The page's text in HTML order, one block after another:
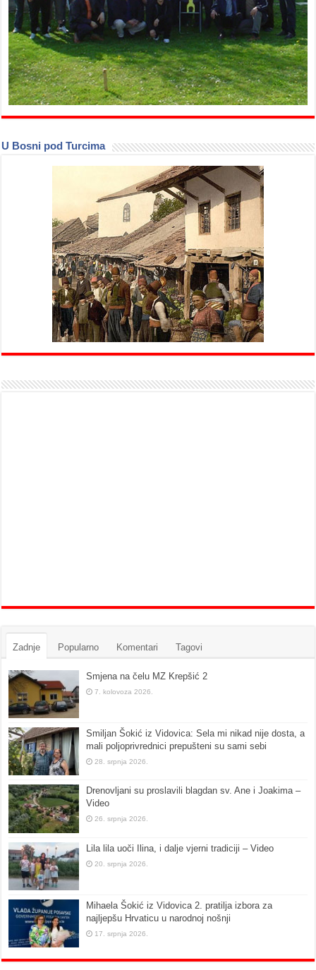
U Bosni pod Turcima
Zadnje Popularno Komentari Tagovi
Smjena na čelu MZ Krepšić 2
7. kolovoza 2026.
Smiljan Šokić iz Vidovica: Sela mi nikad nije dosta, a
mali poljoprivrednici prepušteni su sami sebi
28. srpnja 2026.
Drenovljani su proslavili blagdan sv. Ane i Joakima –
Video
26. srpnja 2026.
Lila lila uoči Ilina, i dalje vjerni tradiciji – Video
20. srpnja 2026.
Mihaela Šokić iz Vidovica 2. pratilja izbora za
najljepšu Hrvaticu u narodnoj nošnji
17. srpnja 2026.